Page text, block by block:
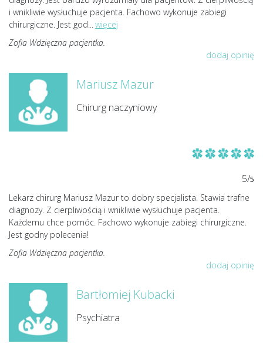
i wnikliwie wysłuchuje pacjenta. Fachowo wykonuje zabiegi
chirurgiczne. Jest god
więcej
Zofia Wdzięczna pacjentka.
dodaj opinię
Mariusz Mazur
Chirurg naczyniowy
5/5
Lekarz chirurg Mariusz Mazur to dobry specjalista. Stawia trafne
diagnozy. Z cierpliwością i wnikliwie wysłuchuje pacjenta.
Każdemu chce pomóc. Fachowo wykonuje zabiegi chirurgiczne.
Jest godny polecenia!
Zofia Wdzięczna pacjentka.
dodaj opinię
Bartłomiej Kubacki
Psychiatra